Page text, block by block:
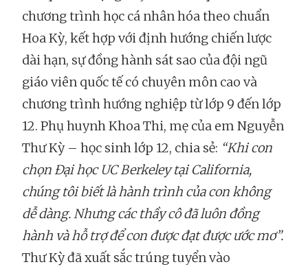
chương trình học cá nhân hóa theo chuẩn
Hoa Kỳ, kết hợp với định hướng chiến lược
dài hạn, sự đồng hành sát sao của đội ngũ
giáo viên quốc tế có chuyên môn cao và
chương trình hướng nghiệp từ lớp 9 đến lớp
12. Phụ huynh Khoa Thi, mẹ của em Nguyễn
Thư Kỳ – học sinh lớp 12, chia sẻ: “Khi con
chọn Đại học UC Berkeley tại California,
chúng tôi biết là hành trình của con không
dễ dàng. Nhưng các thầy cô đã luôn đồng
hành và hỗ trợ để con được đạt được ước mơ”.
Thư Kỳ đã xuất sắc trúng tuyển vào